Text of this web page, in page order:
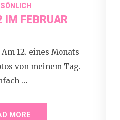
IM FEBRUAR
Am 12. eines Monats
von meinem Tag.
…
MORE